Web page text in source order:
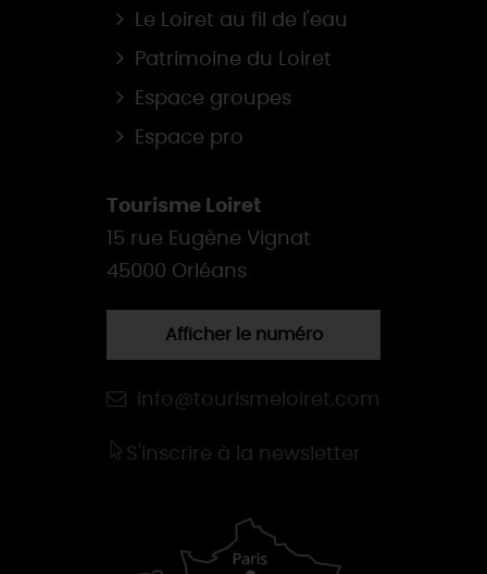
Le Loiret au fil de l'eau
Patrimoine du Loiret
Espace groupes
Espace pro
Tourisme Loiret
15 rue Eugène Vignat
45000 Orléans
Afficher le numéro
info@tourismeloiret.com
S'inscrire à la newsletter